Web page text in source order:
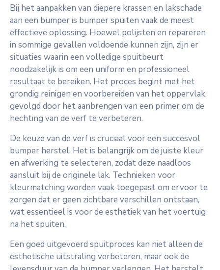
Bij het aanpakken van diepere krassen en lakschade
aan een bumper is bumper spuiten vaak de meest
effectieve oplossing. Hoewel polijsten en repareren
in sommige gevallen voldoende kunnen zijn, zijn er
situaties waarin een volledige spuitbeurt
noodzakelijk is om een uniform en professioneel
resultaat te bereiken. Het proces begint met het
grondig reinigen en voorbereiden van het oppervlak,
gevolgd door het aanbrengen van een primer om de
hechting van de verf te verbeteren.
De keuze van de verf is cruciaal voor een succesvol
bumper herstel. Het is belangrijk om de juiste kleur
en afwerking te selecteren, zodat deze naadloos
aansluit bij de originele lak. Technieken voor
kleurmatching worden vaak toegepast om ervoor te
zorgen dat er geen zichtbare verschillen ontstaan,
wat essentieel is voor de esthetiek van het voertuig
na het spuiten.
Een goed uitgevoerd spuitproces kan niet alleen de
esthetische uitstraling verbeteren, maar ook de